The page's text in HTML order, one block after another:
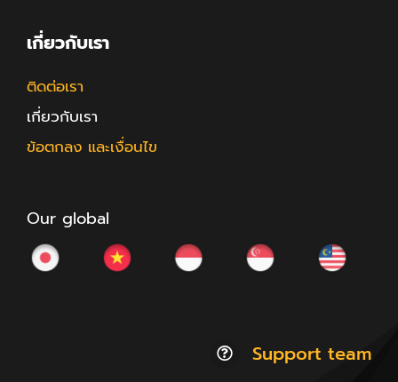
เกี่ยวกับเรา
ติดต่อเรา
เกี่ยวกับเรา
ข้อตกลง และเงื่อนไข
Our global
Support team